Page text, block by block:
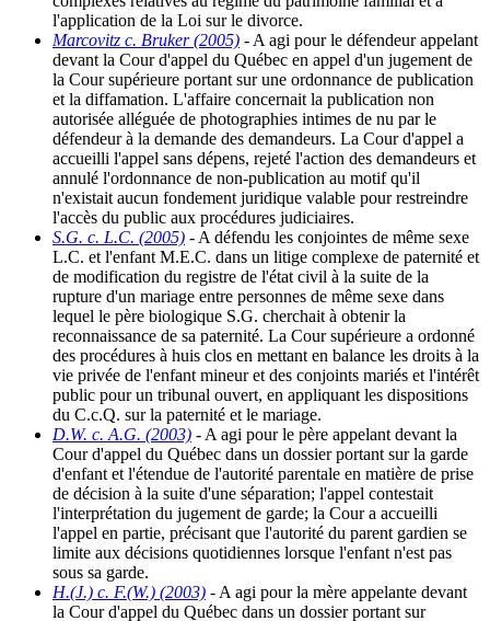
l'application de la Loi sur le divorce.
Marcovitz c. Bruker (2005) - A agi pour le défendeur appelant
devant la Cour d'appel du Québec en appel d'un jugement de
la Cour supérieure portant sur une ordonnance de publication
et la diffamation. L'affaire concernait la publication non
autorisée alléguée de photographies intimes de nu par le
défendeur à la demande des demandeurs. La Cour d'appel a
accueilli l'appel sans dépens, rejeté l'action des demandeurs et
annulé l'ordonnance de non-publication au motif qu'il
n'existait aucun fondement juridique valable pour restreindre
l'accès du public aux procédures judiciaires.
S.G. c. L.C. (2005) - A défendu les conjointes de même sexe
L.C. et l'enfant M.E.C. dans un litige complexe de paternité et
de modification du registre de l'état civil à la suite de la
rupture d'un mariage entre personnes de même sexe dans
lequel le père biologique S.G. cherchait à obtenir la
reconnaissance de sa paternité. La Cour supérieure a ordonné
des procédures à huis clos en mettant en balance les droits à la
vie privée de l'enfant mineur et des conjoints mariés et l'intérêt
public pour un tribunal ouvert, en appliquant les dispositions
du C.c.Q. sur la paternité et le mariage.
D.W. c. A.G. (2003) - A agi pour le père appelant devant la
Cour d'appel du Québec dans un dossier portant sur la garde
d'enfant et l'étendue de l'autorité parentale en matière de prise
de décision à la suite d'une séparation; l'appel contestait
l'interprétation du jugement de garde; la Cour a accueilli
l'appel en partie, précisant que l'autorité du parent gardien se
limite aux décisions quotidiennes lorsque l'enfant n'est pas
sous sa garde.
H.(J.) c. F.(W.) (2003) - A agi pour la mère appelante devant
la Cour d'appel du Québec dans un dossier portant sur